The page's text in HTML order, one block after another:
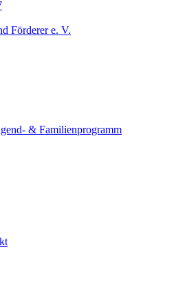
Förderer e. V.
& Familienprogramm